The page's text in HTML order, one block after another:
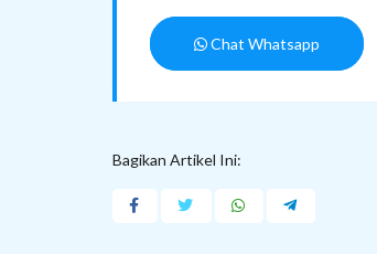
Chat Whatsapp
Bagikan Artikel Ini: